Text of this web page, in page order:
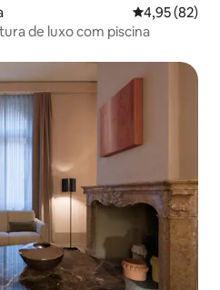
4,95 de uma
4,95 (82)
de luxo com piscina